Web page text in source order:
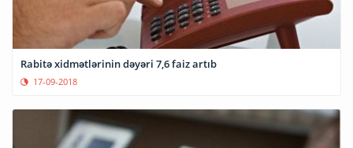
Rabitə xidmətlərinin dəyəri 7,6 faiz artıb
17-09-2018